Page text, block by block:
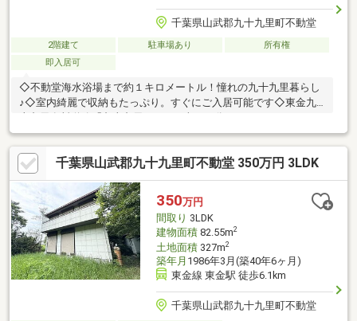
千葉県山武郡九十九里町不動堂
2階建て 駐車場あり
所有権
即入居可
◇不動堂海水浴場まで約１キロメートル！憧れの九十九里暮らし
♪◇室内綺麗で収納もたっぷり。すぐにご入居可能です◇東金九
千葉県山武郡九十九里町不動堂 350万円 3LDK
350万円
間取り 3LDK
建物面積82.55m2
土地面積327m2
築年月 1986年3月(築40年6ヶ月)
東金線 東金駅 徒歩6.1km
千葉県山武郡九十九里町不動堂